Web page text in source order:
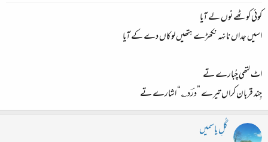
کوئی کوٹھے نوں لے آیا
اسیں جداں نانہہ نکھڑے ہتھیں لوکاں دے کے آیا
اٹ لتھی چُبارے تے
جِند قربان کراں تیرے ”درؔد؎“ اشارے تے
گُلِ یاسمیں